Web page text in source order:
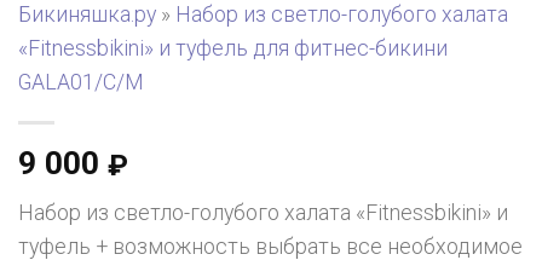
Бикиняшка.ру » Набор из светло-голубого халата
«Fitnessbikini» и туфель для фитнес-бикини
GALA01/C/M
9 000 ₽
Набор из светло-голубого халата «Fitnessbikini» и
туфель + возможность выбрать все необходимое